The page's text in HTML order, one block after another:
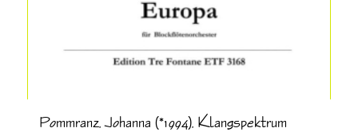
Pommranz, Johanna (*1994), Klangspektrum